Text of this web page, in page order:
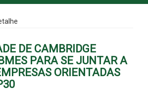
DE CAMBRIDGE
PARA SE JUNTAR A
ORIENTADAS